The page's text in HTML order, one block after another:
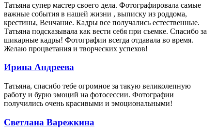
Татьяна супер мастер своего дела. Фотографировала самые
важные события в нашей жизни , выписку из роддома,
крестины, Венчание. Кадры все получались естественные.
Татьяна подсказывала как вести себя при съемке. Спасибо за
шикарные кадры! Фотографии всегда отдавала во время.
Желаю процветания и творческих успехов!
Ирина Андреева
Татьяна, спасибо тебе огромное за такую великолепную
работу и бурю эмоций на фотосессии. Фотографии
получились очень красивыми и эмоциональными!
Светлана Варежкина